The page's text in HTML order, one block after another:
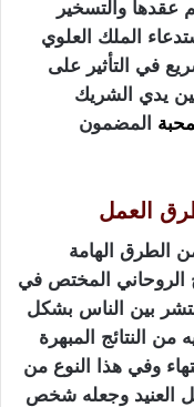
عقدها والتسخير
الملك العلوي
في التأثير على
يدي الشريك
المضمون
العمل
الطرق الهامة
المختص في
بين الناس بشكل
من النتائج المبهرة
وفي هذا النوع من
العنيد وجعله شخص